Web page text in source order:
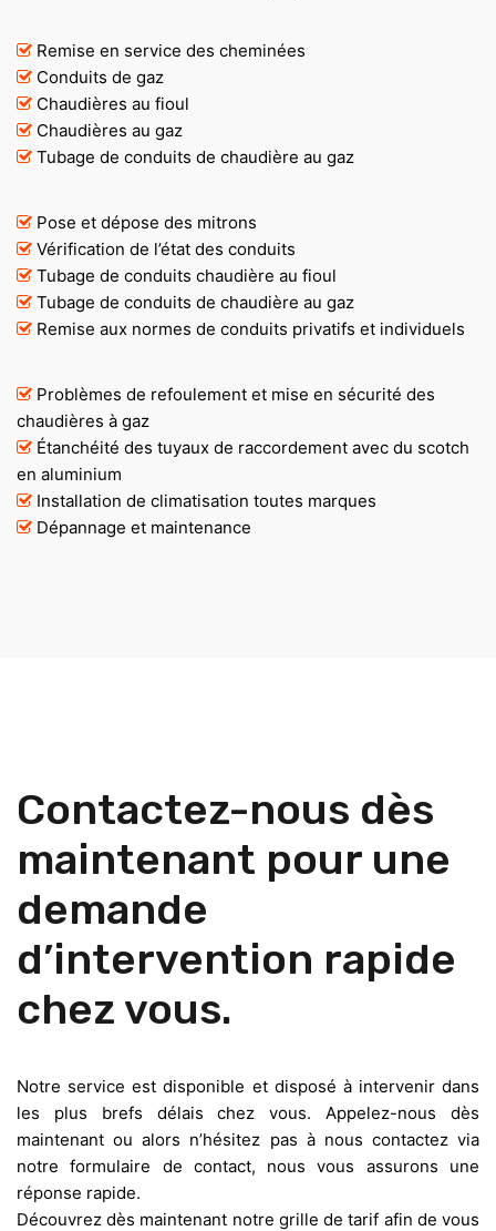
Remise en service des cheminées
Conduits de gaz
Chaudières au fioul
Chaudières au gaz
Tubage de conduits de chaudière au gaz
Pose et dépose des mitrons
Vérification de l’état des conduits
Tubage de conduits chaudière au fioul
Tubage de conduits de chaudière au gaz
Remise aux normes de conduits privatifs et individuels
Problèmes de refoulement et mise en sécurité des
chaudières à gaz
Étanchéité des tuyaux de raccordement avec du scotch
en aluminium
Installation de climatisation toutes marques
Dépannage et maintenance
Contactez-nous dès
maintenant pour une
demande
d’intervention rapide
chez vous.
Notre service est disponible et disposé à intervenir dans
les plus brefs délais chez vous. Appelez-nous dès
maintenant ou alors n’hésitez pas à nous contactez via
notre formulaire de contact, nous vous assurons une
réponse rapide.
Découvrez dès maintenant notre grille de tarif afin de vous